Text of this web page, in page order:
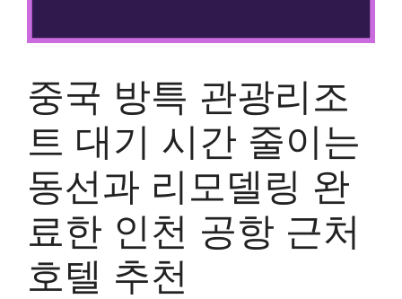
중국 방특 관광리조
트 대기 시간 줄이는
동선과 리모델링 완
료한 인천 공항 근처
호텔 추천